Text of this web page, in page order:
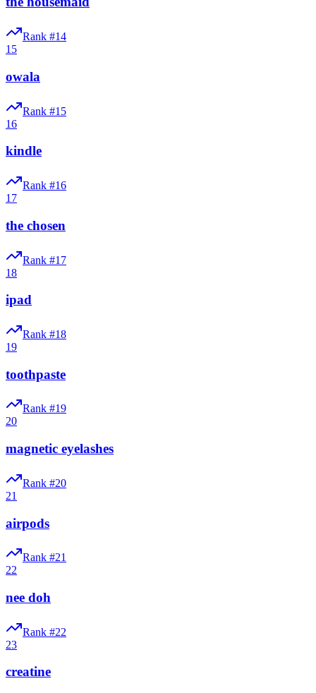
Rank #14
15
owala
Rank #15
16
kindle
Rank #16
17
the chosen
Rank #17
18
ipad
Rank #18
19
toothpaste
Rank #19
20
magnetic eyelashes
Rank #20
21
airpods
Rank #21
22
nee doh
Rank #22
23
creatine